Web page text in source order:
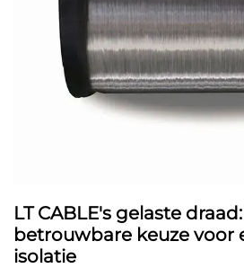
LT CABLE's gelaste
betrouwbare keuze voor
isolatie